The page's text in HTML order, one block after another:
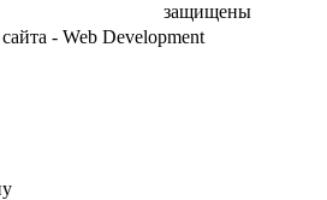
защищены
- Web Development